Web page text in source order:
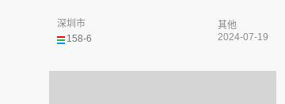
158-6
深圳市
其他
2024-07-19